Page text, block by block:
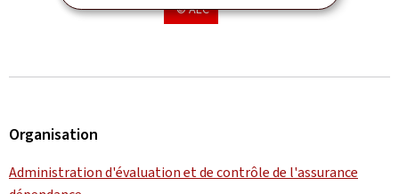
© AEC
Organisation
Administration d'évaluation et de contrôle de l'assurance